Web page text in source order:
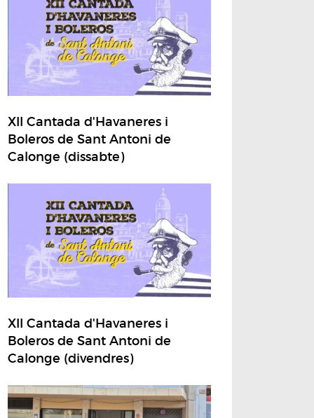
XII Cantada d'Havaneres i
Boleros de Sant Antoni de
Calonge (dissabte)
XII Cantada d'Havaneres i
Boleros de Sant Antoni de
Calonge (divendres)